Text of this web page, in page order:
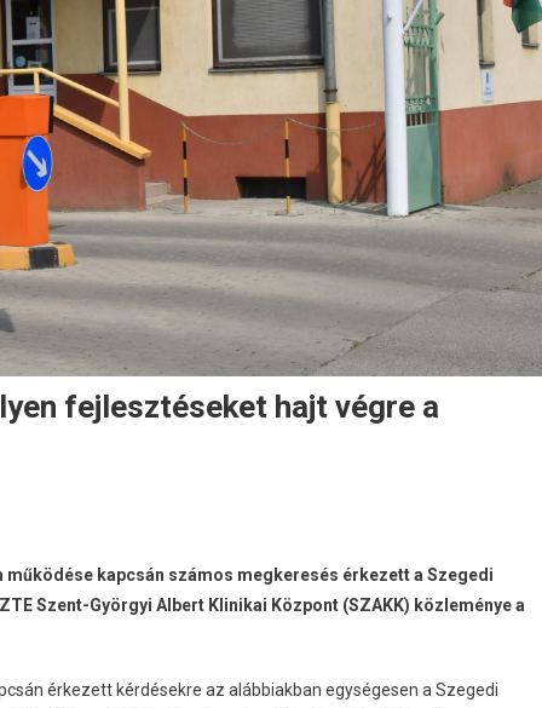
fejlesztéseket hajt végre a
kapcsán számos megkeresés érkezett a Szegedi
Szent-Györgyi Albert Klinikai Központ (SZAKK) közleménye a
érkezett kérdésekre az alábbiakban egységesen a Szegedi